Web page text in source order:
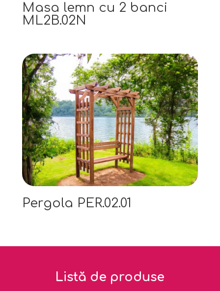
Masa lemn cu 2 banci
ML2B.02N
Pergola PER.02.01
Listă de produse